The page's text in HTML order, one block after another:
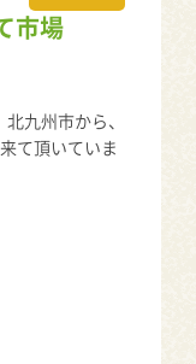
市場
九州市から、
て頂いていま